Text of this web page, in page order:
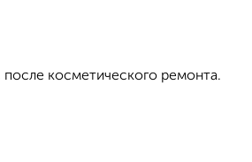
косметического ремонта.